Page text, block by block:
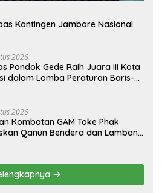
Kontingen Jambore Nasional
2026
Pondok Gede Raih Juara III Kota
dalam Lomba Peraturan Baris-
2026
Kombatan GAM Toke Phak
Qanun Bendera dan Lambang